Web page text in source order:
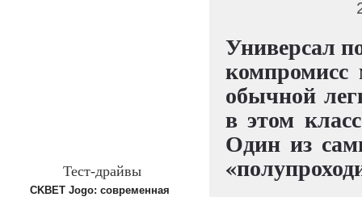
Тест-драйвы
CKBET Jogo: современная
Универсал
обычной
в этом
Один из